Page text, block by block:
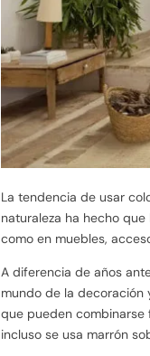
La tendencia de usar
naturaleza ha hecho
como en muebles,
A diferencia de años
mundo de la decoración
que pueden combinarse
incluso se usa marrón